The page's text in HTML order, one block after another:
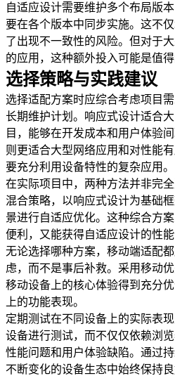
自适应设计需要维护多个布局版
要在各个版本中同步实施。这不
了出现不一致性的风险。但对于
的应用，这种额外投入可能是值得
选择策略与实践建议
选择适配方案时应综合考虑项目
长期维护计划。响应式设计适合
目，能够在开发成本和用户体验
则更适合大型网络应用和对性能
要充分利用设备特性的复杂应用。
在实际项目中，两种方法并非完
混合策略，以响应式设计为基础
景进行自适应优化。这种综合方
便利，又能获得自适应设计的性能
无论选择哪种方案，移动端适配
虑，而不是事后补救。采用移动
移动设备上的核心体验得到充分
上的功能表现。
定期测试在不同设备上的实际表
设备进行测试，而不仅仅依赖浏
性能问题和用户体验缺陷。通过
不断变化的设备生态中始终保持良